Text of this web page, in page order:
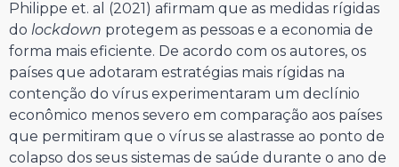
Philippe et. al (2021) afirmam que as medidas rígidas
do lockdown protegem as pessoas e a economia de
forma mais eficiente. De acordo com os autores, os
países que adotaram estratégias mais rígidas na
contenção do vírus experimentaram um declínio
econômico menos severo em comparação aos países
que permitiram que o vírus se alastrasse ao ponto de
colapso dos seus sistemas de saúde durante o ano de